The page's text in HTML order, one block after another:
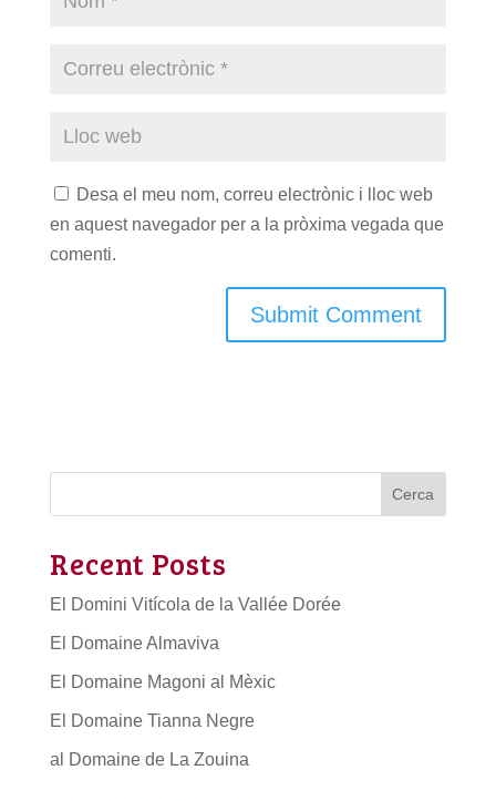
Desa el meu nom, correu electrònic i lloc web
en aquest navegador per a la pròxima vegada que
comenti.
Cerca
Recent Posts
El Domini Vitícola de la Vallée Dorée
El Domaine Almaviva
El Domaine Magoni al Mèxic
El Domaine Tianna Negre
al Domaine de La Zouina